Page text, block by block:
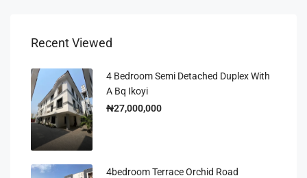
Recent Viewed
4 Bedroom Semi Detached Duplex With
A Bq Ikoyi
₦27,000,000
4bedroom Terrace Orchid Road